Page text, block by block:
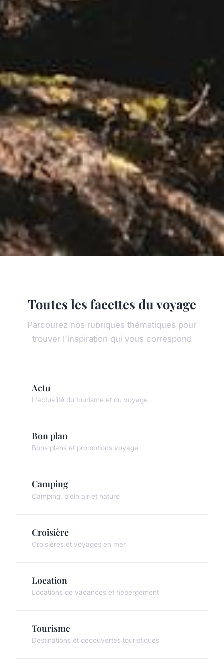
Toutes les facettes du voyage
Parcourez nos rubriques thématiques pour
trouver l'inspiration qui vous correspond
Actu
L'actualité du tourisme et du voyage
Bon plan
Bons plans et promotions voyage
Camping
Camping, plein air et nature
Croisière
Croisières et voyages en mer
Location
Locations de vacances et hébergement
Tourisme
Destinations et découvertes touristiques